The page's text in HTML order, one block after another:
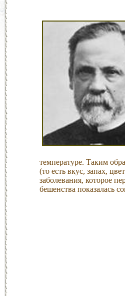
температуре. Таким
(то есть вкус, запах,
заболевания, которое
бешенства показалась